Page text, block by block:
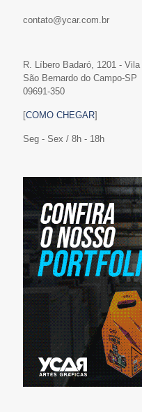
contato@ycar.com.br
R. Líbero Badaró, 1201 -
São Bernardo do Campo-SP
09691-350
[COMO CHEGAR]
Seg - Sex / 8h - 18h